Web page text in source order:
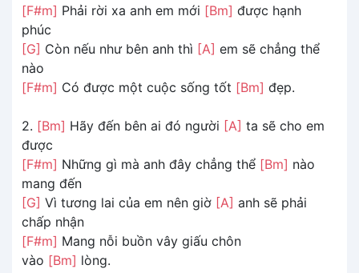
[F#m] Phải rời xa anh em mới [Bm] được hạnh
phúc
[G] Còn nếu như bên anh thì [A] em sẽ chẳng thể
nào
[F#m] Có được một cuộc sống tốt [Bm] đẹp.
2. [Bm] Hãy đến bên ai đó người [A] ta sẽ cho em
được
[F#m] Những gì mà anh đây chẳng thể [Bm] nào
mang đến
[G] Vì tương lai của em nên giờ [A] anh sẽ phải
chấp nhận
[F#m] Mang nỗi buồn vây giấu chôn
vào [Bm] lòng.